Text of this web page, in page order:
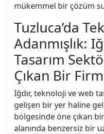
mükemmel bir çözüm
Tuzluca’da
Adanmışlık:
Tasarım
Çıkan Bir
Iğdır, teknoloji ve web
gelişen bir yer haline
bölgesinde öne çıkan
alanında benzersiz bir